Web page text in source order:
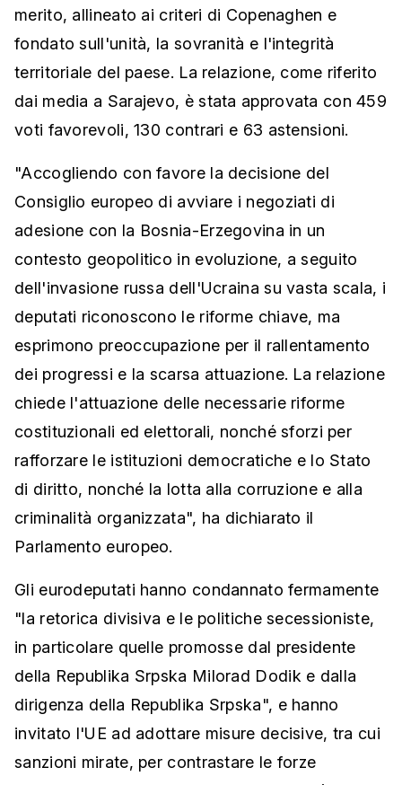
merito, allineato ai criteri di Copenaghen e
fondato sull'unità, la sovranità e l'integrità
territoriale del paese. La relazione, come riferito
dai media a Sarajevo, è stata approvata con 459
voti favorevoli, 130 contrari e 63 astensioni.
"Accogliendo con favore la decisione del
Consiglio europeo di avviare i negoziati di
adesione con la Bosnia-Erzegovina in un
contesto geopolitico in evoluzione, a seguito
dell'invasione russa dell'Ucraina su vasta scala, i
deputati riconoscono le riforme chiave, ma
esprimono preoccupazione per il rallentamento
dei progressi e la scarsa attuazione. La relazione
chiede l'attuazione delle necessarie riforme
costituzionali ed elettorali, nonché sforzi per
rafforzare le istituzioni democratiche e lo Stato
di diritto, nonché la lotta alla corruzione e alla
criminalità organizzata", ha dichiarato il
Parlamento europeo.
Gli eurodeputati hanno condannato fermamente
"la retorica divisiva e le politiche secessioniste,
in particolare quelle promosse dal presidente
della Republika Srpska Milorad Dodik e dalla
dirigenza della Republika Srpska", e hanno
invitato l'UE ad adottare misure decisive, tra cui
sanzioni mirate, per contrastare le forze